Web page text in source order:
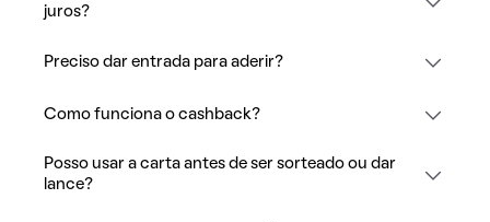
juros?
Preciso dar entrada para aderir?
Como funciona o cashback?
Posso usar a carta antes de ser sorteado ou dar
lance?